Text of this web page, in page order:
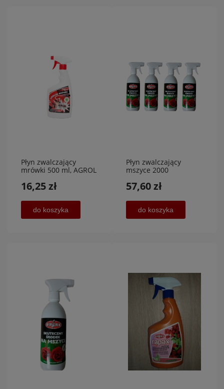
Płyn zwalczający
mrówki 500 ml, AGROL
16,25 zł
do koszyka
Płyn zwalczający
mszyce 2000
57,60 zł
do koszyka